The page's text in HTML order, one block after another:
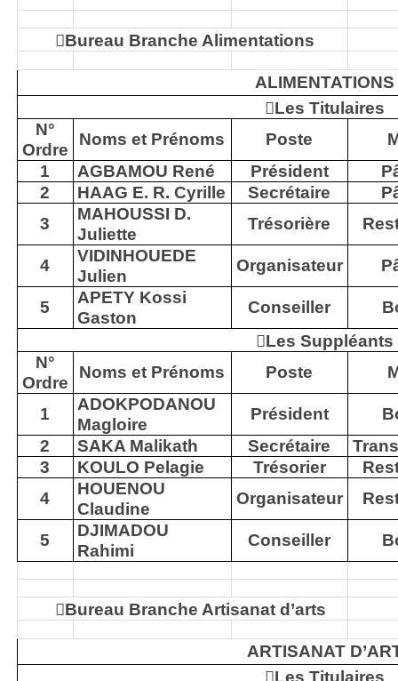
Bureau Branche Alimentations
ALIMENTATIONS
Les Titulaires
N°
Ordre
Noms et Prénoms Poste
1
AGBAMOU René Président
2
HAAG E. R. Cyrille Secrétaire
3
MAHOUSSI D.
Juliette
Trésorière
4
VIDINHOUEDE
Julien
Organisateur
5
APETY Kossi
Gaston
Conseiller
Les Suppléants
N°
Ordre
Noms et Prénoms Poste
1
ADOKPODANOU
Magloire
Président
2
SAKA Malikath Secrétaire
3
KOULO Pelagie Trésorier
4
HOUENOU
Claudine
Organisateur
5
DJIMADOU
Rahimi
Conseiller
Bureau Branche Artisanat d’arts
ARTISANAT
Les Titulaires